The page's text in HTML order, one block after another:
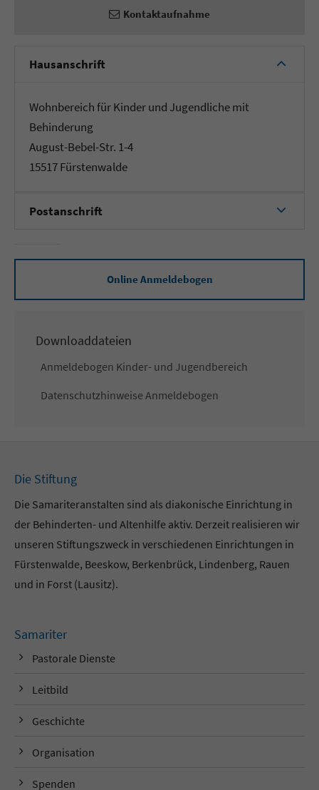
Kontaktaufnahme
Hausanschrift
Wohnbereich für Kinder und Jugendliche mit
Behinderung
August-Bebel-Str. 1-4
15517 Fürstenwalde
Postanschrift
Online Anmeldebogen
Downloaddateien
Anmeldebogen Kinder- und Jugendbereich
Datenschutzhinweise Anmeldebogen
Die Stiftung
Die Samariteranstalten sind als diakonische Einrichtung in
der Behinderten- und Altenhilfe aktiv. Derzeit realisieren wir
unseren Stiftungszweck in verschiedenen Einrichtungen in
Fürstenwalde, Beeskow, Berkenbrück, Lindenberg, Rauen
und in Forst (Lausitz).
Samariter
Pastorale Dienste
Leitbild
Geschichte
Organisation
Spenden